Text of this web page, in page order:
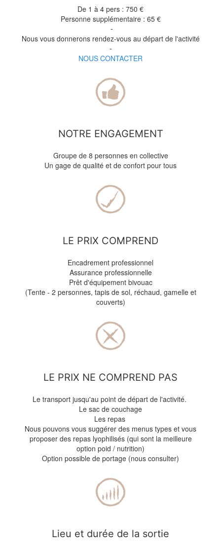
De 1 à 4 pers : 750 €
Personne supplémentaire : 65 €
-
Nous vous donnerons rendez-vous au départ de l'activité
-
NOUS CONTACTER
NOTRE ENGAGEMENT
Groupe de 8 personnes en collective
Un gage de qualité et de confort pour tous
LE PRIX COMPREND
Encadrement professionnel
Assurance professionnelle
Prêt d'équipement bivouac
(Tente - 2 personnes, tapis de sol, réchaud, gamelle et
couverts)
LE PRIX NE COMPREND PAS
Le transport jusqu'au point de départ de l'activité.
Le sac de couchage
Les repas
Nous pouvons vous suggérer des menus types et vous
proposer des repas lyophilisés (qui sont la meilleure
option poid / nutrition)
Option possible de portage (nous consulter)
Lieu et durée de la sortie